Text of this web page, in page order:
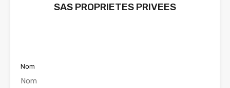
SAS PROPRIETES PRIVEES
Nom